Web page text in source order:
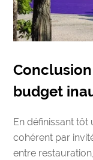
budget
En définissant
cohérent par
entre